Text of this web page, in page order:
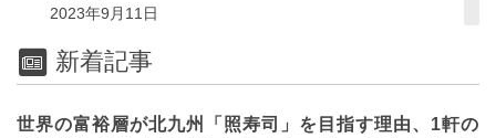
2023年9月11日
新着記事
世界の富裕層が北九州「照寿司」を目指す理由、1軒の